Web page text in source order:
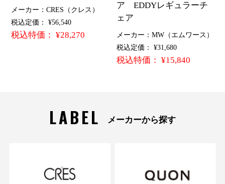
メーカー：CRES（クレス）
税込定価： ¥56,540
税込特価： ¥28,270
ア EDDYレギュラーチ
ェア
メーカー：MW（エムワース）
税込定価： ¥31,680
税込特価： ¥15,840
LABEL メーカーから探す